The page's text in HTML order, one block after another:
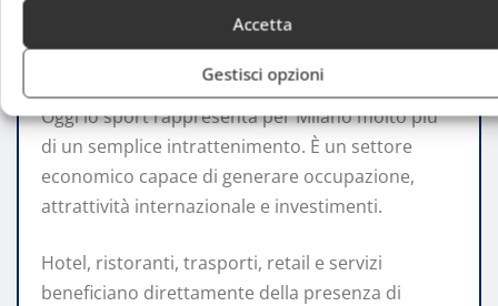
Accetta
Gestisci opzioni
economico e culturale
Oggi lo sport rappresenta per Milano molto più
di un semplice intrattenimento. È un settore
economico capace di generare occupazione,
attrattività internazionale e investimenti.
Hotel, ristoranti, trasporti, retail e servizi
beneficiano direttamente della presenza di